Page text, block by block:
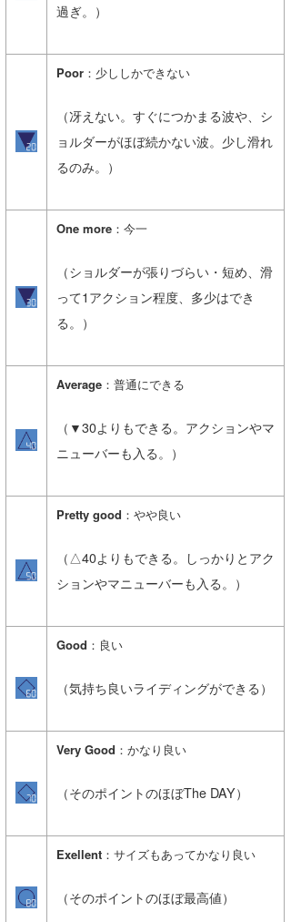
過ぎ。）
Poor ：少ししかできない
（冴えない。すぐにつかまる波や、シ
ョルダーがほぼ続かない波。少し滑れ
るのみ。）
One more ：今一
（ショルダーが張りづらい・短め、滑
って1アクション程度、多少はでき
る。）
Average ：普通にできる
（▼30よりもできる。アクションやマ
ニューバーも入る。）
Pretty good ：やや良い
（△40よりもできる。しっかりとアク
ションやマニューバーも入る。）
Good ：良い
（気持ち良いライディングができる）
Very Good ：かなり良い
（そのポイントのほぼThe DAY）
Exellent ：サイズもあってかなり良い
（そのポイントのほぼ最高値）
VAGY
waka☆=
ハンマー
まっきー
小川予報士
上田純子
唐澤予報士
SancheZ
予報士 hiro.
Mr.K
chappy
Romisea